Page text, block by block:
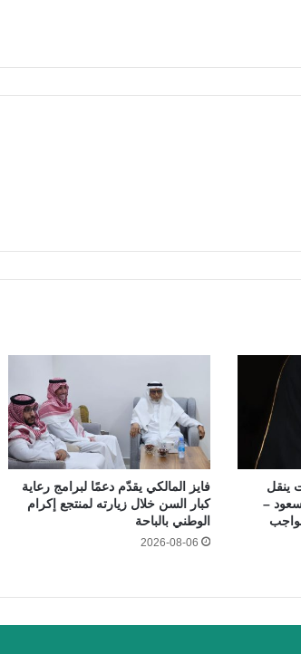
ينقل
سعود –
فايز المالكي يقدّم دعمًا لبرامج رعاية
كبار السن خلال زيارته لمنتجع إكرام
الوطني بالباحة
2026-08-06